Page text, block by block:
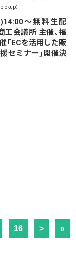
pickup）
～無料生配
工会議所 主催、福
「ECを活用した販
セミナー」開催決
16 > »